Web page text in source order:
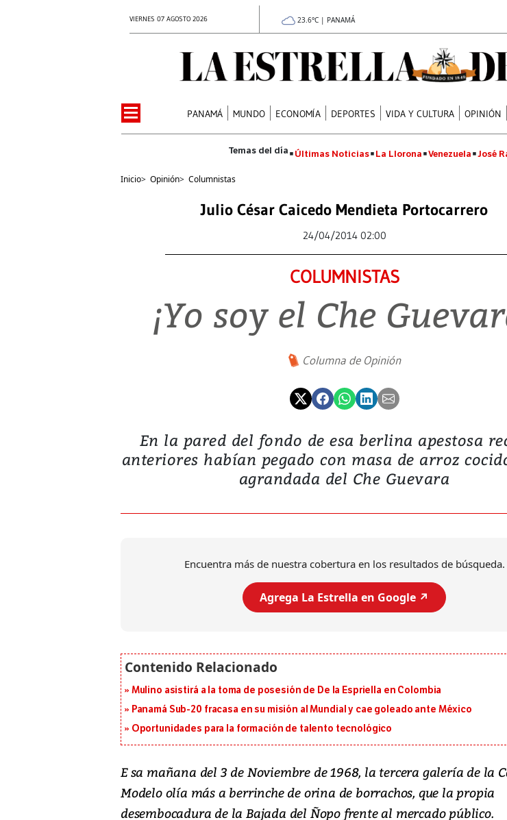
VIERNES 07 AGOSTO 2026 23.6°C | PANAMÁ
PANAMÁ MUNDO ECONOMÍA DEPORTES VIDA Y CULTURA OPINIÓN
Últimas Noticias La Llorona Venezuela José
Inicio> Opinión> Columnistas
Julio César Caicedo Mendieta Portocarrero
24/04/2014 02:00
COLUMNISTAS
¡Yo soy el Che
Columna de Opinión
En la pared del fondo de esa berlina apestosa
anteriores habían pegado con masa de arroz
agrandada del Che Guevara
Encuentra más de nuestra cobertura en los resultados de búsqueda.
Agrega La Estrella en Google ↗️
Mulino asistirá a la toma de posesión de De la Espriella en Colombia
Panamá Sub-20 fracasa en su misión al Mundial y cae goleado ante México
Oportunidades para la formación de talento tecnológico
E sa mañana del 3 de Noviembre de 1968, la tercera galería de la
Modelo olía más a berrinche de orina de borrachos, que la propia
desembocadura de la Bajada del Ñopo frente al mercado público.